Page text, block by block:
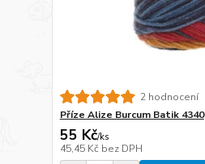
2 hodnocení
Příze Alize Burcum Batik 4340
55 Kč/ks
45,45 Kč bez DPH